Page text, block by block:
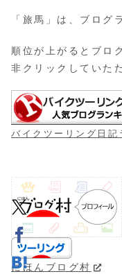
「旅馬」は、ブログ
順位が上がるとブロ
非クリックしていた
バイクツーリング日記
にほんブログ村